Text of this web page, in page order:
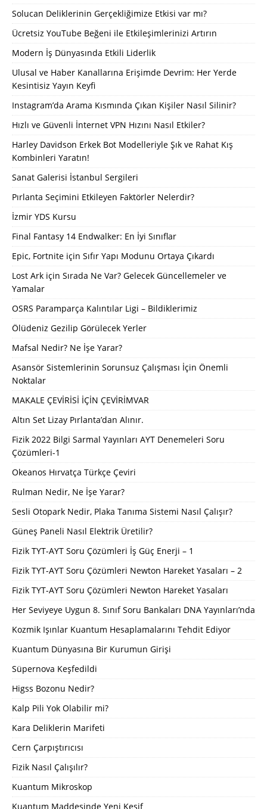
Solucan Deliklerinin Gerçekliğimize Etkisi var mı?
Ücretsiz YouTube Beğeni ile Etkileşimlerinizi Artırın
Modern İş Dünyasında Etkili Liderlik
Ulusal ve Haber Kanallarına Erişimde Devrim: Her Yerde
Kesintisiz Yayın Keyfi
Instagram’da Arama Kısmında Çıkan Kişiler Nasıl Silinir?
Hızlı ve Güvenli İnternet VPN Hızını Nasıl Etkiler?
Harley Davidson Erkek Bot Modelleriyle Şık ve Rahat Kış
Kombinleri Yaratın!
Sanat Galerisi İstanbul Sergileri
Pırlanta Seçimini Etkileyen Faktörler Nelerdir?
İzmir YDS Kursu
Final Fantasy 14 Endwalker: En İyi Sınıflar
Epic, Fortnite için Sıfır Yapı Modunu Ortaya Çıkardı
Lost Ark için Sırada Ne Var? Gelecek Güncellemeler ve
Yamalar
OSRS Paramparça Kalıntılar Ligi – Bildiklerimiz
Ölüdeniz Gezilip Görülecek Yerler
Mafsal Nedir? Ne İşe Yarar?
Asansör Sistemlerinin Sorunsuz Çalışması İçin Önemli
Noktalar
MAKALE ÇEVİRİSİ İÇİN ÇEVİRİMVAR
Altın Set Lizay Pırlanta’dan Alınır.
Fizik 2022 Bilgi Sarmal Yayınları AYT Denemeleri Soru
Çözümleri-1
Okeanos Hırvatça Türkçe Çeviri
Rulman Nedir, Ne İşe Yarar?
Sesli Otopark Nedir, Plaka Tanıma Sistemi Nasıl Çalışır?
Güneş Paneli Nasıl Elektrik Üretilir?
Fizik TYT-AYT Soru Çözümleri İş Güç Enerji – 1
Fizik TYT-AYT Soru Çözümleri Newton Hareket Yasaları – 2
Fizik TYT-AYT Soru Çözümleri Newton Hareket Yasaları
Her Seviyeye Uygun 8. Sınıf Soru Bankaları DNA Yayınları’nda
Kozmik Işınlar Kuantum Hesaplamalarını Tehdit Ediyor
Kuantum Dünyasına Bir Kurumun Girişi
Süpernova Keşfedildi
Higss Bozonu Nedir?
Kalp Pili Yok Olabilir mi?
Kara Deliklerin Marifeti
Cern Çarpıştırıcısı
Fizik Nasıl Çalışılır?
Kuantum Mikroskop
Kuantum Maddesinde Yeni Keşif